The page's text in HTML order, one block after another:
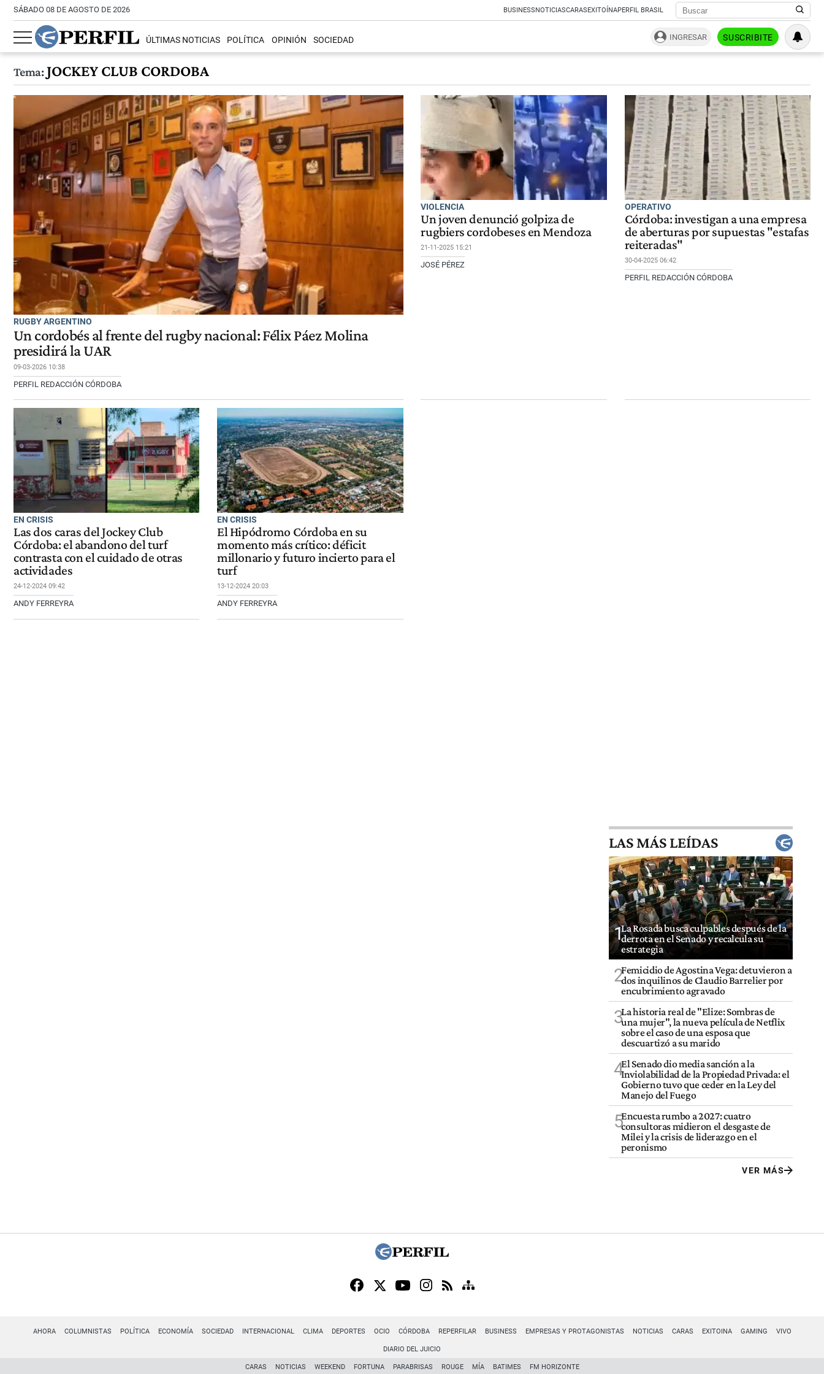
SÁBADO 08 DE AGOSTO DE 2026 BUSINESSNOTICIASCARASEXITOÍNAPERFIL BRASIL
ÚLTIMAS NOTICIAS POLÍTICA OPINIÓN SOCIEDAD INGRESAR SUSCRIBITE
Tema:JOCKEY CLUB CORDOBA
RUGBY ARGENTINO
Un cordobés al frente del rugby nacional: Félix Páez Molina
presidirá la UAR
09-03-2026 10:38
PERFIL REDACCIÓN CÓRDOBA
VIOLENCIA
Un joven denunció golpiza de
rugbiers cordobeses en Mendoza
21-11-2025 15:21
JOSÉ PÉREZ
OPERATIVO
Córdoba: investigan a una empresa
de aberturas por supuestas "estafas
reiteradas"
30-04-2025 06:42
PERFIL REDACCIÓN CÓRDOBA
EN CRISIS
Las dos caras del Jockey Club
Córdoba: el abandono del turf
contrasta con el cuidado de otras
actividades
24-12-2024 09:42
ANDY FERREYRA
EN CRISIS
El Hipódromo Córdoba en su
momento más crítico: déficit
millonario y futuro incierto para el
turf
13-12-2024 20:03
ANDY FERREYRA
LAS MÁS LEÍDAS
1La Rosada busca culpables después de la
derrota en el Senado y recalcula su
estrategia
2Femicidio de Agostina Vega: detuvieron a
dos inquilinos de Claudio Barrelier por
encubrimiento agravado
3La historia real de "Elize: Sombras de
una mujer", la nueva película de Netflix
sobre el caso de una esposa que
descuartizó a su marido
4El Senado dio media sanción a la
Inviolabilidad de la Propiedad Privada: el
Gobierno tuvo que ceder en la Ley del
Manejo del Fuego
5Encuesta rumbo a 2027: cuatro
consultoras midieron el desgaste de
Milei y la crisis de liderazgo en el
peronismo
VER MÁS
AHORA COLUMNISTAS POLÍTICA ECONOMÍA SOCIEDAD INTERNACIONAL CLIMA DEPORTES OCIO CÓRDOBA REPERFILAR BUSINESS EMPRESAS Y PROTAGONISTAS NOTICIAS CARAS EXITOINA GAMING VIVO
DIARIO DEL JUICIO
CARAS NOTICIAS WEEKEND FORTUNA PARABRISAS ROUGE MÍA BATIMES FM HORIZONTE